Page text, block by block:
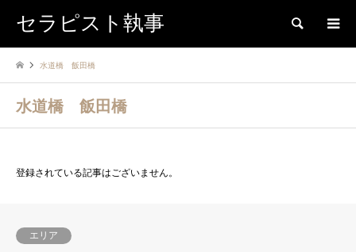
セラピスト執事 検索
水道橋 飯田橋
水道橋 飯田橋
登録されている記事はございません。
エリア